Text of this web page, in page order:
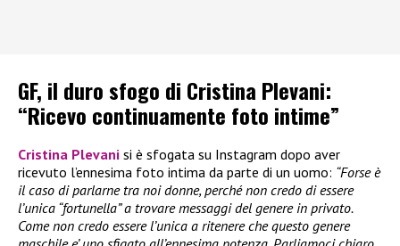
GF, il duro sfogo di Cristina Plevani:
“Ricevo continuamente foto intime”
Cristina Plevani si è sfogata su Instagram dopo aver
ricevuto l’ennesima foto intima da parte di un uomo: “Forse è
il caso di parlarne tra noi donne, perché non credo di essere
l’unica “fortunella” a trovare messaggi del genere in privato.
Come non credo essere l’unica a ritenere che questo genere